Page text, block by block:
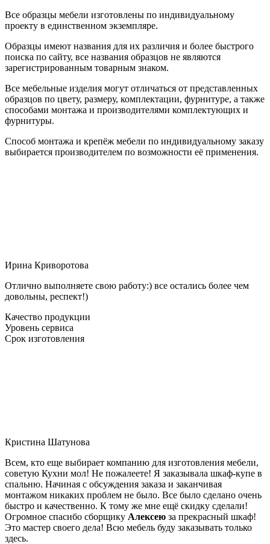
Все образцы мебели изготовлены по индивидуальному
проекту в единственном экземпляре.
Образцы имеют названия для их различия и более быстрого
поиска по сайту, все названия образцов не являются
зарегистрированным товарным знаком.
Все мебельные изделия могут отличаться от представленных
образцов по цвету, размеру, комплектации, фурнитуре, а также
способами монтажа и производителями комплектующих и
фурнитуры.
Способ монтажа и крепёж мебели по индивидуальному заказу
выбирается производителем по возможности её применения.
Ирина Криворотова
Отлично выполняете свою работу:) все остались более чем
довольны, респект!)
Качество продукции
Уровень сервиса
Срок изготовления
Кристина Шатунова
Всем, кто еще выбирает компанию для изготовления мебели,
советую Кухни мол! Не пожалеете! Я заказывала шкаф-купе в
спальню. Начиная с обсуждения заказа и заканчивая
монтажом никаких проблем не было. Все было сделано очень
быстро и качественно. К тому же мне ещё скидку сделали!
Огромное спасибо сборщику Алексею за прекрасный шкаф!
Это мастер своего дела! Всю мебель буду заказывать только
здесь.